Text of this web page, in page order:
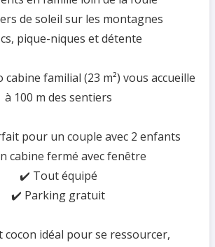
de soleil sur les montagnes
pique-niques et détente
familial (23 m²) vous accueille
à 100 m des sentiers
pour un couple avec 2 enfants
cabine fermé avec fenêtre
✔️ Tout équipé
✔️ Parking gratuit
cocon idéal pour se ressourcer,